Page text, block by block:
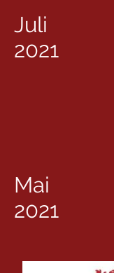
Juli
2021
Mai
2021